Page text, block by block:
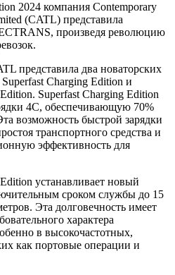
2024 компания Contemporary
(CATL) представила
произведя революцию
представила два новаторских
Charging Edition и
Superfast Charging Edition
4C, обеспечивающую 70%
возможность быстрой зарядки
транспортного средства и
эффективность для
устанавливает новый
сроком службы до 15
Эта долговечность имеет
характера
в высокочастотных,
как портовые операции и